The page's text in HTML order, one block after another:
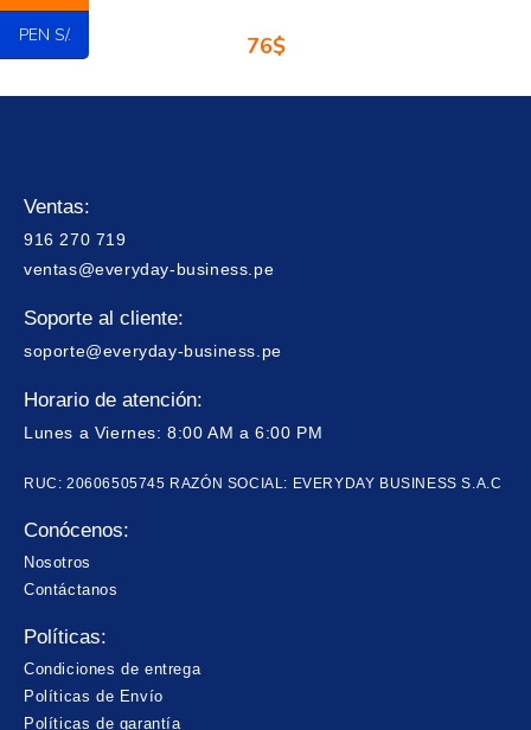
76$
Ventas:
916 270 719
ventas@everyday-business.pe
Soporte al cliente:
soporte@everyday-business.pe
Horario de atención:
Lunes a Viernes: 8:00 AM a 6:00 PM
RUC: 20606505745 RAZÓN SOCIAL: EVERYDAY BUSINESS S.A.C
Conócenos:
Nosotros
Contáctanos
Políticas:
Condiciones de entrega
Políticas de Envío
Políticas de garantía
PEN S/.